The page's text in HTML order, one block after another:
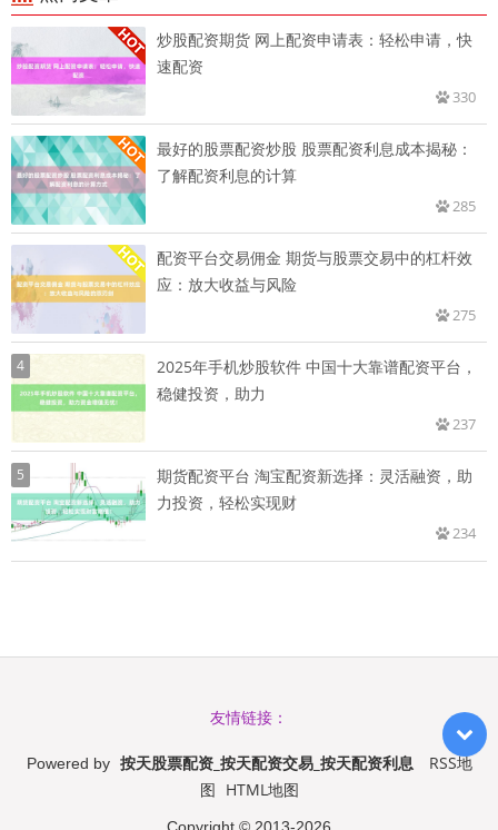
炒股配资期货 网上配资申请表：轻松申请，快
速配资
330
最好的股票配资炒股 股票配资利息成本揭秘：
了解配资利息的计算
285
配资平台交易佣金 期货与股票交易中的杠杆效
应：放大收益与风险
275
4
2025年手机炒股软件 中国十大靠谱配资平台，
稳健投资，助力
237
5
期货配资平台 淘宝配资新选择：灵活融资，助
力投资，轻松实现财
234
友情链接：
Powered by 按天股票配资_按天配资交易_按天配资利息
RSS地
图 HTML地图
Copyright © 2013-2026